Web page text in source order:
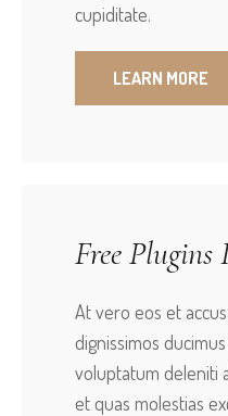
cupiditate.
LEARN MORE
Free Plugins
At vero eos et
dignissimos
voluptatum deleniti
et quas molestias